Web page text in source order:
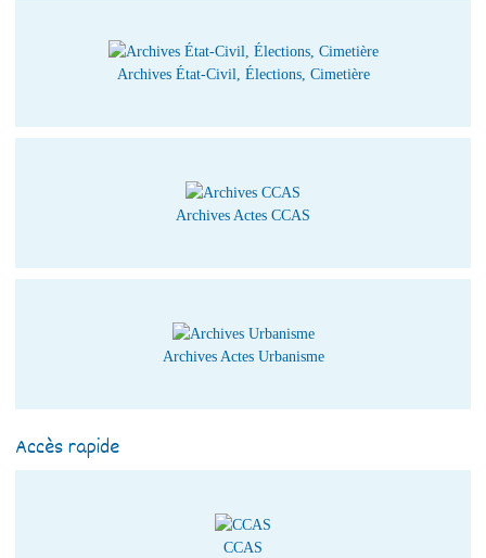
Archives État-Civil, Élections, Cimetière
Archives Actes CCAS
Archives Actes Urbanisme
Accès rapide
CCAS